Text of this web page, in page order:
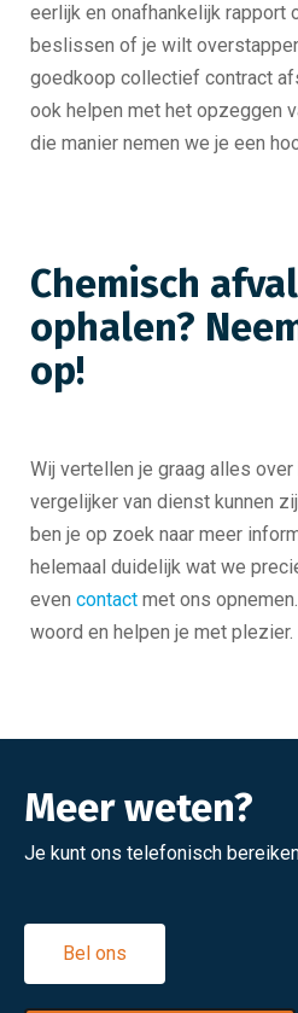
eerlijk en onafhankelijk rapport
beslissen of je wilt
goedkoop collectief contract
ook helpen met het opzeggen
die manier nemen we je een
Chemisch
ophalen?
op!
Wij vertellen je graag alles
vergelijker van dienst kunnen
ben je op zoek naar meer
helemaal duidelijk wat we
even contact met ons
woord en helpen je met plezier.
Meer weten?
Je kunt ons telefonisch
Bel ons